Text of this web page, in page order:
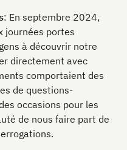
: En septembre 2024,
journées portes
à découvrir notre
directement avec
comportaient des
de questions-
occasions pour les
de nous faire part de